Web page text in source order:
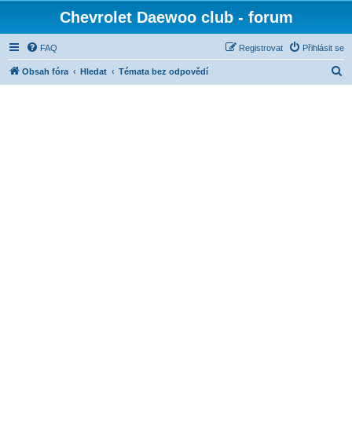
Chevrolet Daewoo club - forum
FAQ Přihlásit se
Registrovat
Obsah fóra Hledat Témata bez odpovědí